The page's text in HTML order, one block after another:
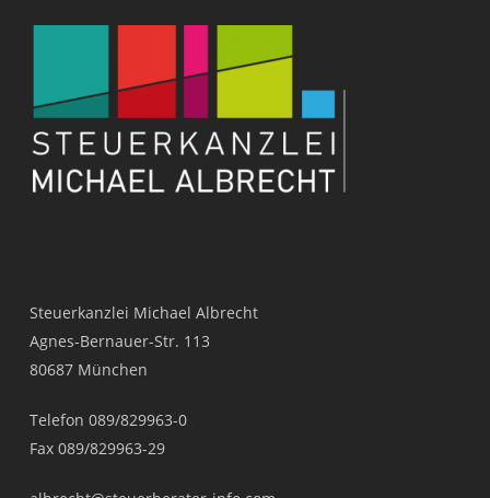
Steuerkanzlei Michael Albrecht
Agnes-Bernauer-Str. 113
80687 München
Telefon 089/829963-0
Fax 089/829963-29